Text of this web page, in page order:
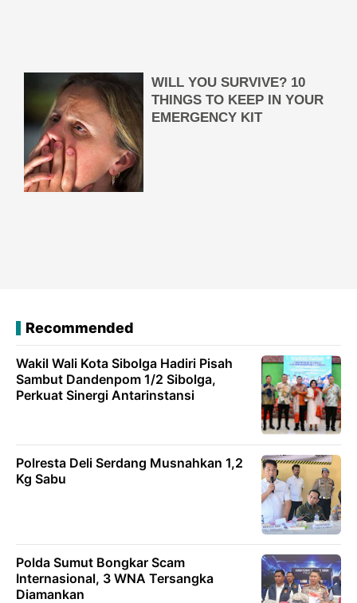
Recommended
Wakil Wali Kota Sibolga Hadiri Pisah
Sambut Dandenpom 1/2 Sibolga,
Perkuat Sinergi Antarinstansi
Polresta Deli Serdang Musnahkan 1,2
Kg Sabu
Polda Sumut Bongkar Scam
Internasional, 3 WNA Tersangka
Diamankan